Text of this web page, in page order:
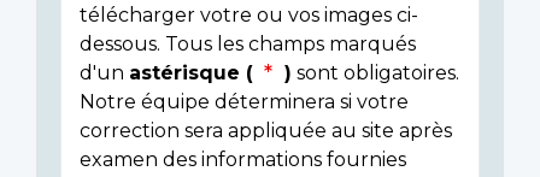
télécharger votre ou vos images ci-
dessous. Tous les champs marqués
d'un astérisque ( ) sont obligatoires.
Notre équipe déterminera si votre
correction sera appliquée au site après
examen des informations fournies